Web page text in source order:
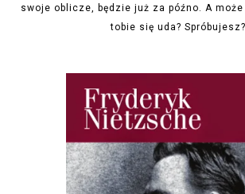
swoje oblicze, będzie już za późno. A
tobie się uda? Spróbujesz?